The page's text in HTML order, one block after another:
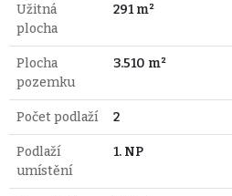
Užitná
plocha
291 m²
Plocha
pozemku
3.510 m²
Počet podlaží 2
Podlaží
umístění
1. NP